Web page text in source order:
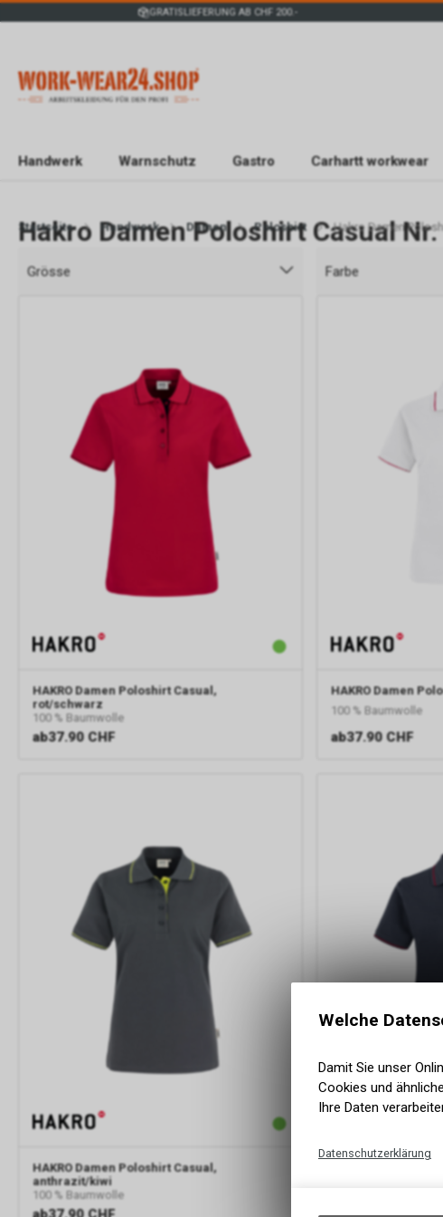
GRATISLIEFERUNG AB CHF 200.-
Handwerk Warnschutz Gastro Carhartt workwear
Startseite Handwerk Damen Poloshirt Hakro Damen
Hakro Damen Poloshirt Casual
Grösse Farbe
HAKRO Damen Poloshirt Casual,
rot/schwarz
100 % Baumwolle
ab37.90 CHF
HAKRO Damen
100 % Baumwolle
ab37.90 CHF
HAKRO Damen Poloshirt Casual,
anthrazit/kiwi
100 % Baumwolle
Welche
Damit Sie unser
Cookies und
Ihre Daten
Datenschutzerklärung